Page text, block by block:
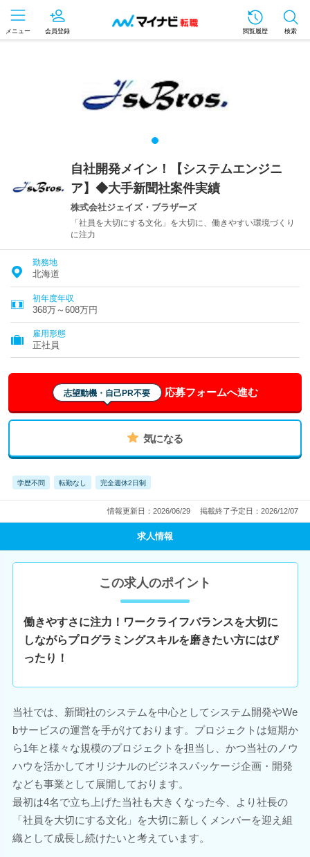
メニュー 会員登録 閲覧履歴 検索
自社開発メイン！【システムエンジニ
ア】◆大手新聞社案件実績
株式会社ジェイズ・ブラザーズ
「社員を大切にする文化」を大切に、働きやすい環境づくり
に注力
勤務地
北海道
初年度年収
368万～608万円
雇用形態
正社員
志望動機・自己PR不要 応募フォームへ進む
気になる
学歴不問 転勤なし 完全週休2日制
情報更新日：2026/06/29 掲載終了予定日：2026/12/07
求人情報
この求人のポイント
働きやすさに注力！ワークライフバランスを大切に
しながらプログラミングスキルを磨きたい方にはぴ
ったり！
当社では、新聞社のシステムを中心としてシステム開発やWe
bサービスの運営を手がけております。プロジェクトは短期か
ら1年と様々な規模のプロジェクトを担当し、かつ当社のノウ
ハウを活かしてオリジナルのビジネスパッケージ企画・開発
なども事業として展開しております。
最初は4名で立ち上げた当社も大きくなった今、より社長の
「社員を大切にする文化」を大切に新しくメンバーを迎え組
織として成長し続けたいと考えています。